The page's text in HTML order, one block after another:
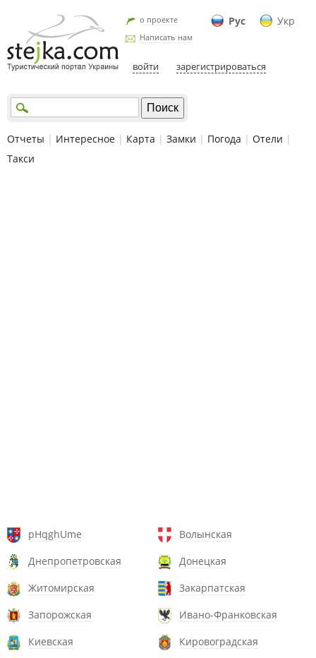
Рус Укр
о проекте
Написать нам
войти зарегистрироваться
Отчеты | Интересное | Карта | Замки | Погода | Отели |
Такси
pHqghUme
Волынская
Днепропетровская
Донецкая
Житомирская
Закарпатская
Запорожская
Ивано-Франковская
Киевская
Кировоградская